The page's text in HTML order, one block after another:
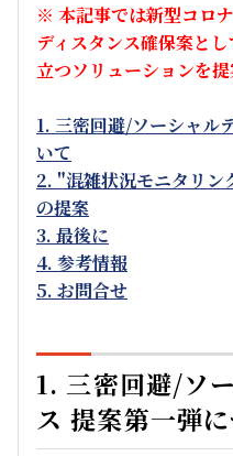
※ 本記事では新型コロ
ディスタンス確保案と
立つソリューションを提
1. 三密回避/ソーシャル
いて
2. "混雑状況モニタリン
の提案
3. 最後に
4. 参考情報
5. お問合せ
1. 三密回避/ソ
ス 提案第一弾